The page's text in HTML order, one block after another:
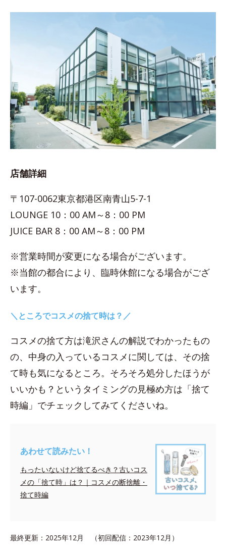
店舗詳細
〒107-0062東京都港区南青山5-7-1
LOUNGE 10：00 AM～8：00 PM
JUICE BAR 8：00 AM～8：00 PM
※営業時間が変更になる場合がございます。
※当館の都合により、臨時休館になる場合がござ
います。
＼ところでコスメの捨て時は？／
コスメの捨て方は滝沢さんの解説でわかったもの
の、中身の入っているコスメに関しては、その捨
て時も気になるところ。そろそろ処分したほうが
いいかも？というタイミングの見極め方は「捨て
時編」でチェックしてみてくださいね。
あわせて読みたい！
もったいないけど捨てるべき？古いコス
メの「捨て時」は？｜コスメの断捨離・
捨て時編
最終更新：2025年12月 （初回配信：2023年12月）